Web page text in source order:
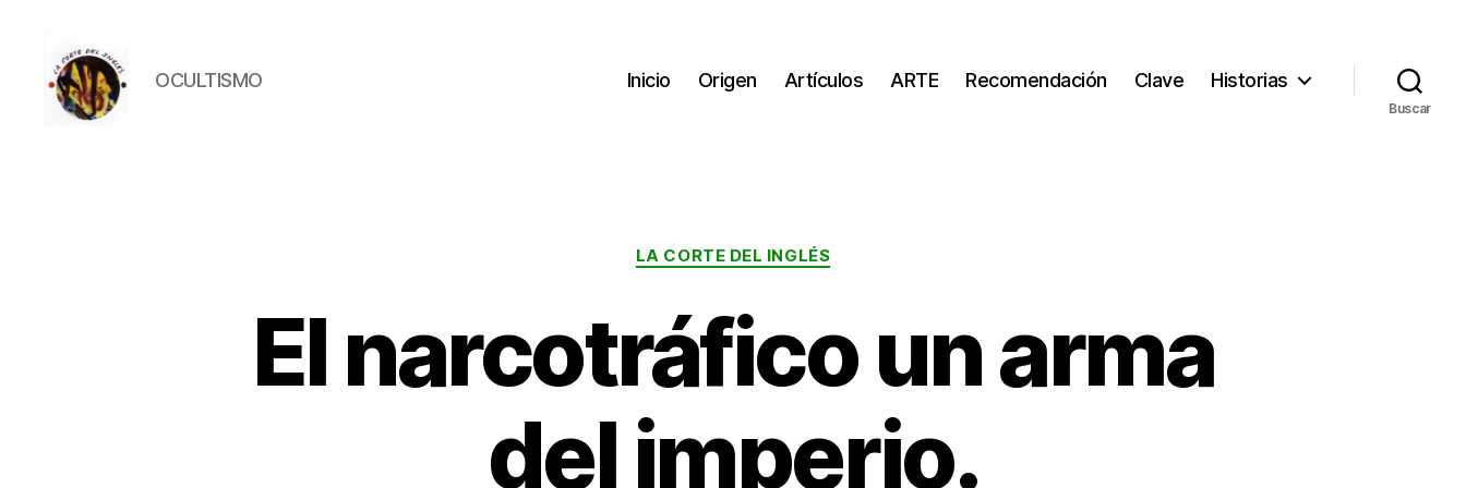
OCULTISMO Inicio Origen Artículos ARTE Recomendación Clave Historias
Buscar
Categorías
LA CORTE DEL INGLÉS
El narcotráfico un arma
del imperio.